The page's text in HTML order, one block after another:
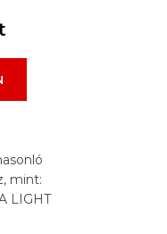
mint:
LIGHT